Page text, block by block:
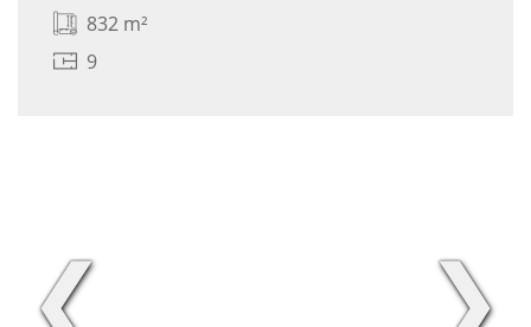
832 m²
9
❮ ❯